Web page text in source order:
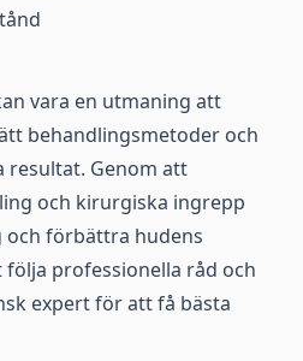
vara en utmaning att
behandlingsmetoder och
resultat. Genom att
och kirurgiska ingrepp
och förbättra hudens
professionella råd och
expert för att få bästa